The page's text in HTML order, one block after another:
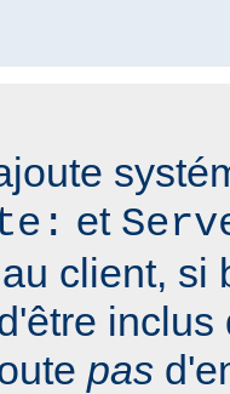
et
client, si
inclus
pas